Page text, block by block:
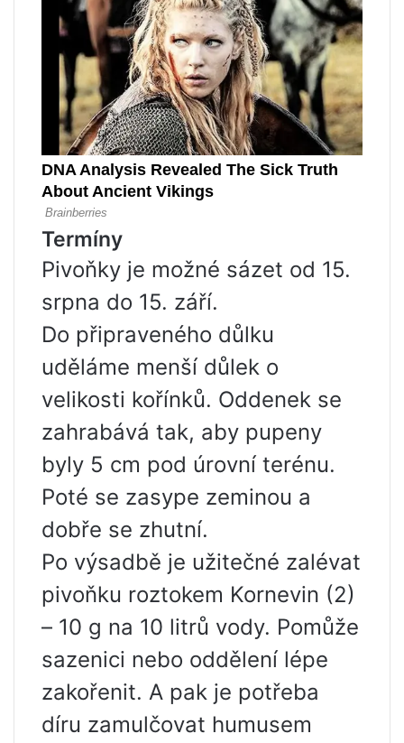
Termíny
Pivoňky je možné sázet od 15.
srpna do 15. září.
Do připraveného důlku
uděláme menší důlek o
velikosti kořínků. Oddenek se
zahrabává tak, aby pupeny
byly 5 cm pod úrovní terénu.
Poté se zasype zeminou a
dobře se zhutní.
Po výsadbě je užitečné zalévat
pivoňku roztokem Kornevin (2)
– 10 g na 10 litrů vody. Pomůže
sazenici nebo oddělení lépe
zakořenit. A pak je potřeba
díru zamulčovat humusem